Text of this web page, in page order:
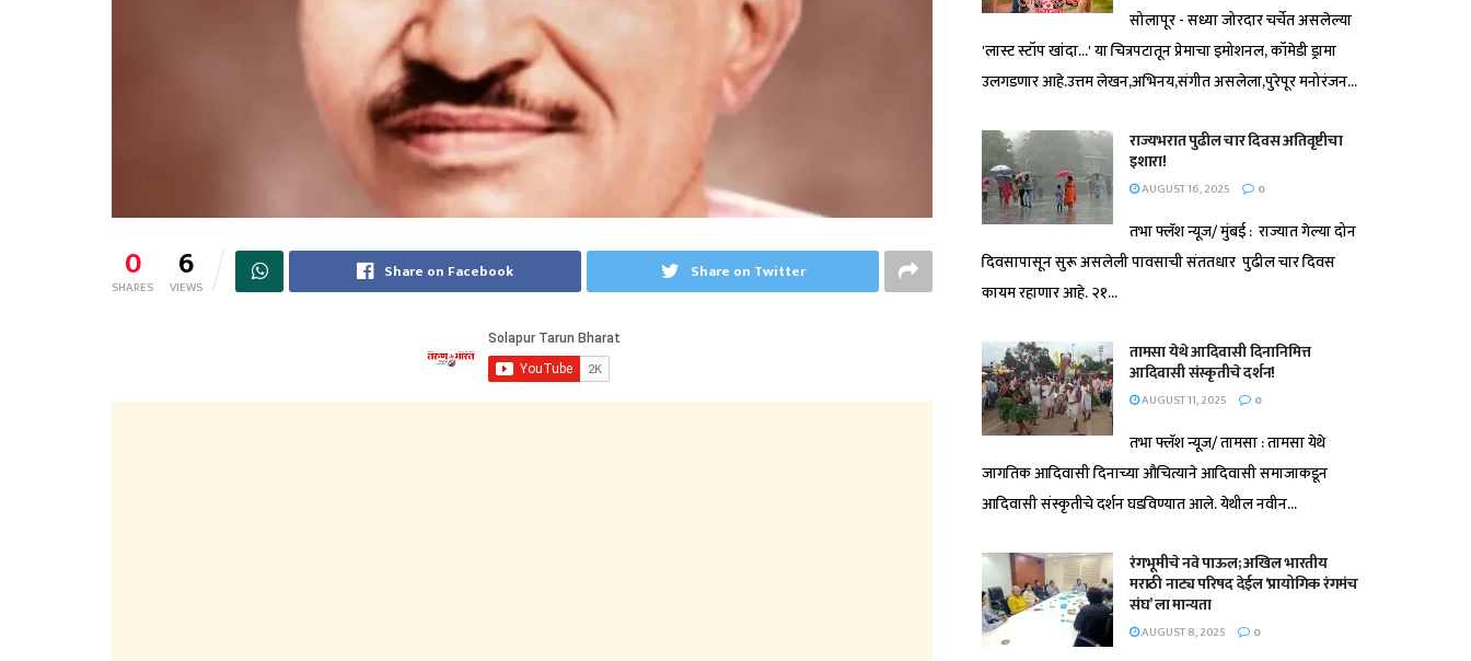
0
SHARES 6
VIEWS
Share on Facebook Share on Twitter
सोलापूर - सध्या जोरदार चर्चेत असलेल्या
'लास्ट स्टॉप खांदा...' या चित्रपटातून प्रेमाचा इमोशनल, कॉमेडी ड्रामा
उलगडणार आहे.उत्तम लेखन,अभिनय,संगीत असलेला,पुरेपूर मनोरंजन...
राज्यभरात पुढील चार दिवस अतिवृष्टीचा
इशारा!
AUGUST 16, 2025 0
तभा फ्लॅश न्यूज/ मुंबई : राज्यात गेल्या दोन
दिवसापासून सुरू असलेली पावसाची संततधार पुढील चार दिवस
कायम रहाणार आहे. २१...
तामसा येथे आदिवासी दिनानिमित्त
आदिवासी संस्कृतीचे दर्शन!
AUGUST 11, 2025 0
तभा फ्लॅश न्यूज/ तामसा : तामसा येथे
जागतिक आदिवासी दिनाच्या औचित्याने आदिवासी समाजाकडून
आदिवासी संस्कृतीचे दर्शन घडविण्यात आले. येथील नवीन...
रंगभूमीचे नवे पाऊल; अखिल भारतीय
मराठी नाट्य परिषद देईल ‘प्रायोगिक रंगमंच
संघ’ ला मान्यता
AUGUST 8, 2025 0